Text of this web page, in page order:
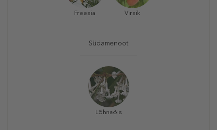
Freesia Virsik
Südamenoot
Lõhnaõis